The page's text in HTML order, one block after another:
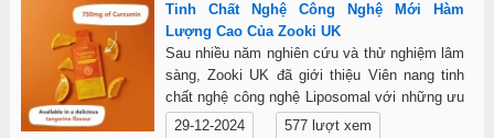
Tinh Chất Nghệ Công Nghệ Mới Hàm
Lượng Cao Của Zooki UK
Sau nhiều năm nghiên cứu và thử nghiệm lâm
sàng, Zooki UK đã giới thiệu Viên nang tinh
chất nghệ công nghệ Liposomal với những ưu
điểm vượt trội
29-12-2024
577 lượt xem